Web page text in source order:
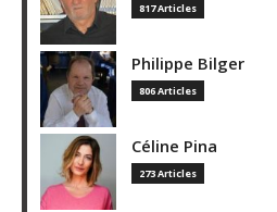
817 Articles
Philippe Bilger
806 Articles
Céline Pina
273 Articles